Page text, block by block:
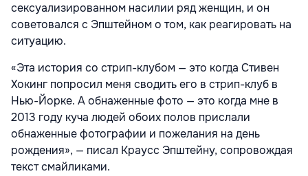
сексуализированном насилии ряд женщин, и он
советовался с Эпштейном о том, как реагировать на
ситуацию.
«Эта история со стрип-клубом — это когда Стивен
Хокинг попросил меня сводить его в стрип-клуб в
Нью-Йорке. А обнаженные фото — это когда мне в
2013 году куча людей обоих полов прислали
обнаженные фотографии и пожелания на день
рождения», — писал Краусс Эпштейну, сопровождая
текст смайликами.